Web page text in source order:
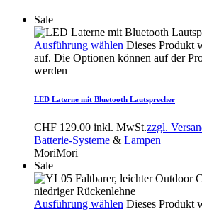
Sale
Ausführung wählen Dieses Produkt
auf. Die Optionen können auf der
werden
LED Laterne mit Bluetooth Lautsprecher
CHF 129.00 inkl. MwSt.zzgl.
Batterie-Systeme & Lampen
MoriMori
Sale
Ausführung wählen Dieses Produkt